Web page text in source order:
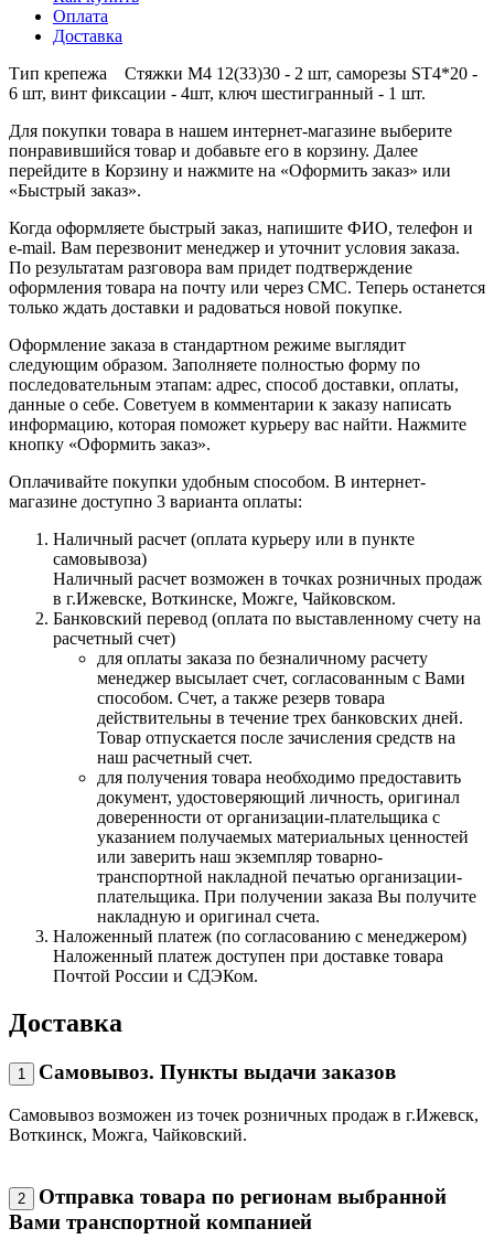
Оплата
Доставка
Тип крепежа Стяжки M4 12(33)30 - 2 шт, саморезы SТ4*20 -
6 шт, винт фиксации - 4шт, ключ шестигранный - 1 шт.
Для покупки товара в нашем интернет-магазине выберите
понравившийся товар и добавьте его в корзину. Далее
перейдите в Корзину и нажмите на «Оформить заказ» или
«Быстрый заказ».
Когда оформляете быстрый заказ, напишите ФИО, телефон и
e-mail. Вам перезвонит менеджер и уточнит условия заказа.
По результатам разговора вам придет подтверждение
оформления товара на почту или через СМС. Теперь останется
только ждать доставки и радоваться новой покупке.
Оформление заказа в стандартном режиме выглядит
следующим образом. Заполняете полностью форму по
последовательным этапам: адрес, способ доставки, оплаты,
данные о себе. Советуем в комментарии к заказу написать
информацию, которая поможет курьеру вас найти. Нажмите
кнопку «Оформить заказ».
Оплачивайте покупки удобным способом. В интернет-
магазине доступно 3 варианта оплаты:
Наличный расчет (оплата курьеру или в пункте
самовывоза)
Наличный расчет возможен в точках розничных продаж
в г.Ижевске, Воткинске, Можге, Чайковском.
Банковский перевод (оплата по выставленному счету на
расчетный счет)
для оплаты заказа по безналичному расчету
менеджер высылает счет, согласованным с Вами
способом. Счет, а также резерв товара
действительны в течение трех банковских дней.
Товар отпускается после зачисления средств на
наш расчетный счет.
для получения товара необходимо предоставить
документ, удостоверяющий личность, оригинал
доверенности от организации-плательщика с
указанием получаемых материальных ценностей
или заверить наш экземпляр товарно-
транспортной накладной печатью организации-
плательщика. При получении заказа Вы получите
накладную и оригинал счета.
Наложенный платеж (по согласованию с менеджером)
Наложенный платеж доступен при доставке товара
Почтой России и СДЭКом.
Доставка
1 Самовывоз. Пункты выдачи заказов
Самовывоз возможен из точек розничных продаж в г.Ижевск,
Воткинск, Можга, Чайковский.
2
Отправка товара по регионам выбранной
Вами транспортной компанией